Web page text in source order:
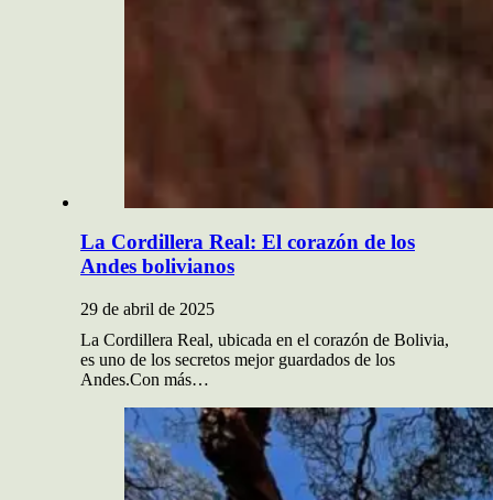
La Cordillera Real: El corazón de los
Andes bolivianos
29 de abril de 2025
La Cordillera Real, ubicada en el corazón de Bolivia,
es uno de los secretos mejor guardados de los
Andes.Con más…